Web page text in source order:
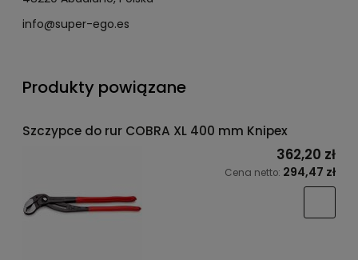
info@super-ego.es
Produkty powiązane
Szczypce do rur COBRA XL 400 mm Knipex
362,20 zł
Cena netto: 294,47 zł